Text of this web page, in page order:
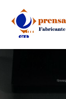
content